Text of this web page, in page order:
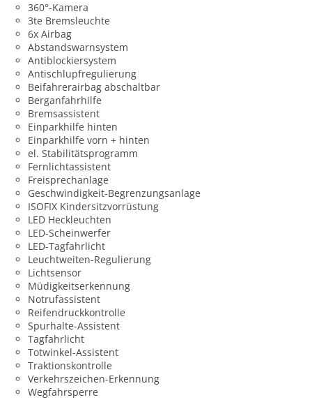
360°-Kamera
3te Bremsleuchte
6x Airbag
Abstandswarnsystem
Antiblockiersystem
Antischlupfregulierung
Beifahrerairbag abschaltbar
Berganfahrhilfe
Bremsassistent
Einparkhilfe hinten
Einparkhilfe vorn + hinten
el. Stabilitätsprogramm
Fernlichtassistent
Freisprechanlage
Geschwindigkeit-Begrenzungsanlage
ISOFIX Kindersitzvorrüstung
LED Heckleuchten
LED-Scheinwerfer
LED-Tagfahrlicht
Leuchtweiten-Regulierung
Lichtsensor
Müdigkeitserkennung
Notrufassistent
Reifendruckkontrolle
Spurhalte-Assistent
Tagfahrlicht
Totwinkel-Assistent
Traktionskontrolle
Verkehrszeichen-Erkennung
Wegfahrsperre